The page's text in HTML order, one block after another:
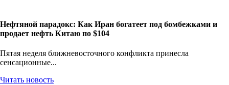
Нефтяной парадокс: Как Иран богатеет под бомбежками и
продает нефть Китаю по $104
Пятая неделя ближневосточного конфликта принесла
сенсационные...
Читать новость